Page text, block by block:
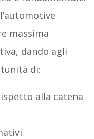
massima
dando agli
di:
alla catena